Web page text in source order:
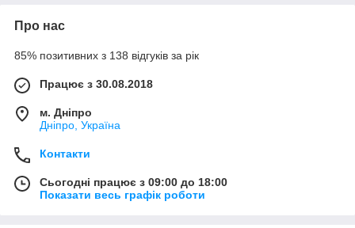
Про нас
85% позитивних з 138 відгуків за рік
Працює з 30.08.2018
м. Дніпро
Дніпро, Україна
Контакти
Сьогодні працює з 09:00 до 18:00
Показати весь графік роботи